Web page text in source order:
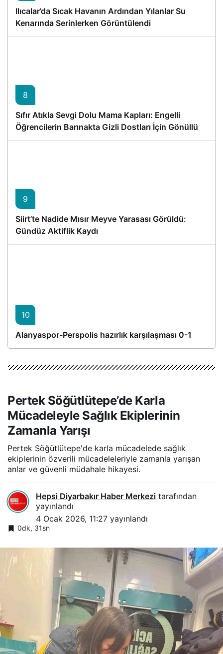
Ilıcalar’da Sıcak Havanın Ardından Yılanlar Su
Kenarında Serinlerken Görüntülendi
8
Sıfır Atıkla Sevgi Dolu Mama Kapları: Engelli
Öğrencilerin Barınakta Gizli Dostları İçin Gönüllü
Proje
9
Siirt’te Nadide Mısır Meyve Yarasası Görüldü:
Gündüz Aktiflik Kaydı
10
Alanyaspor-Perspolis hazırlık karşılaşması 0-1
Pertek Söğütlütepe’de Karla
Mücadeleyle Sağlık Ekiplerinin
Zamanla Yarışı
Pertek Söğütlütepe'de karla mücadelede sağlık
ekiplerinin özverili mücadeleleriyle zamanla yarışan
anlar ve güvenli müdahale hikayesi.
Hepsi Diyarbakır Haber Merkezi tarafından
yayınlandı
4 Ocak 2026, 11:27 yayınlandı
0dk, 31sn